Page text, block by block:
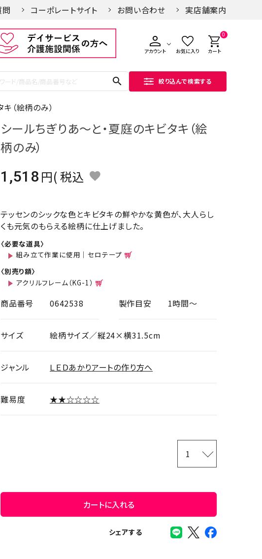
問 コーポレートサイト お問い合わせ 実店舗案内
アカウント お気に入り
0
カート
search 絞り込んで検索する
（絵柄のみ）
シールちぎりあ～と・夏庭のキビタキ（絵
柄のみ）
1,518
税込
テッセンのシックな色とキビタキの鮮やかな黄色が、大人らし
くも元気のもらえる絵柄に仕上げました。
〈必要な道具〉
組み立て作業に使用｜セロテープ
〈別売り額〉
アクリルフレーム（KG-1）
商品番号 0642538 製作目安 1時間～
サイズ 絵柄サイズ／縦24×横31.5cm
ジャンル ＬＥＤあかりアートの作り方へ
難易度 ★★☆☆☆☆
カートに入れる
シェアする